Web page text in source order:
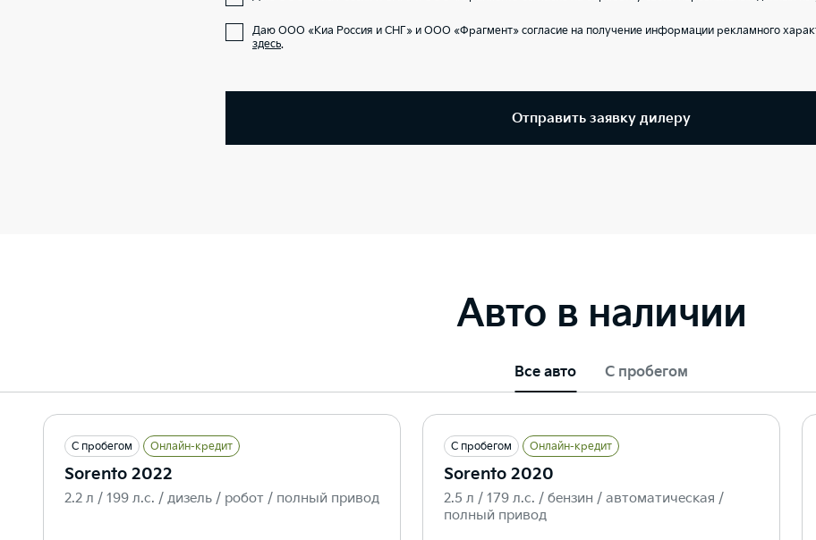
Даю ООО «Киа Россия и СНГ» и ООО «Фрагмент» согласие на получение информации рекламного
здесь.
Отправить заявку дилеру
Авто в наличии
Все авто С пробегом
С пробегом Онлайн-кредит
Sorento 2022
2.2 л / 199 л.c. / дизель / робот / полный привод
С пробегом Онлайн-кредит
Sorento 2020
2.5 л / 179 л.c. / бензин / автоматическая /
полный привод